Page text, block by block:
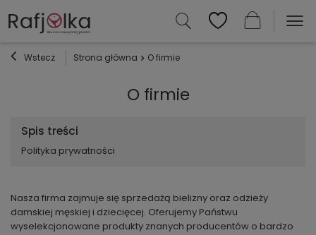
Wstecz Strona główna O firmie
O firmie
Spis treści
Polityka prywatności
Nasza firma zajmuje się sprzedażą bielizny oraz odzieży
damskiej męskiej i dziecięcej. Oferujemy Państwu
wyselekcjonowane produkty znanych producentów o bardzo